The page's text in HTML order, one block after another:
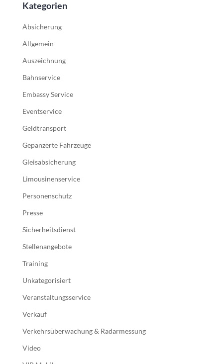
Kategorien
Absicherung
Allgemein
Auszeichnung
Bahnservice
Embassy Service
Eventservice
Geldtransport
Gepanzerte Fahrzeuge
Gleisabsicherung
Limousinenservice
Personenschutz
Presse
Sicherheitsdienst
Stellenangebote
Training
Unkategorisiert
Veranstaltungsservice
Verkauf
Verkehrsüberwachung & Radarmessung
Video